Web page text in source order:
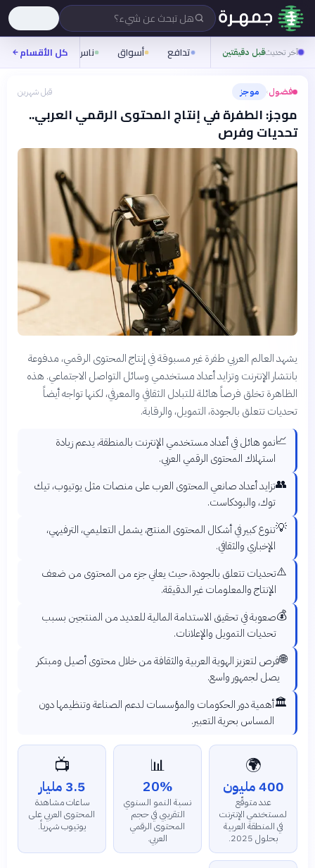
هل تبحث عن شيء؟
آخر تحديثقبل دقيقتين تدافع أسواق ناس روح
كل الأقسام
فضول› موجز قبل شهرين
موجز: الطفرة في إنتاج المحتوى الرقمي العربي..
تحديات وفرص
يشهد العالم العربي طفرة غير مسبوقة في إنتاج المحتوى الرقمي، مدفوعة
بانتشار الإنترنت وتزايد أعداد مستخدمي وسائل التواصل الاجتماعي. هذه
الظاهرة تخلق فرصاً هائلة للتبادل الثقافي والمعرفي، لكنها تواجه أيضاً
تحديات تتعلق بالجودة، التمويل، والرقابة.
📈نمو هائل في أعداد مستخدمي الإنترنت بالمنطقة، يدعم زيادة
استهلاك المحتوى الرقمي العربي.
👥تزايد أعداد صانعي المحتوى العرب على منصات مثل يوتيوب، تيك
توك، والبودكاست.
💡تنوع كبير في أشكال المحتوى المنتج، يشمل التعليمي، الترفيهي،
الإخباري والثقافي.
⚠️تحديات تتعلق بالجودة، حيث يعاني جزء من المحتوى من ضعف
الإنتاج والمعلومات غير الدقيقة.
💰صعوبة في تحقيق الاستدامة المالية للعديد من المنتجين بسبب
تحديات التمويل والإعلانات.
🌐فرص لتعزيز الهوية العربية والثقافة من خلال محتوى أصيل ومبتكر
يصل لجمهور واسع.
🏛️أهمية دور الحكومات والمؤسسات لدعم الصناعة وتنظيمها دون
المساس بحرية التعبير.
🌍
400 مليون
عدد متوقّع
لمستخدمي الإنترنت
في المنطقة العربية
بحلول 2025.
📊
20%
نسبة النمو السنوي
التقريبي في حجم
المحتوى الرقمي
العربي.
📺
3.5 مليار
ساعات مشاهدة
المحتوى العربي على
يوتيوب شهرياً.